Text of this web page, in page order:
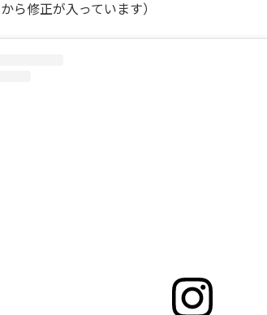
新
時
ら修正が入っています）